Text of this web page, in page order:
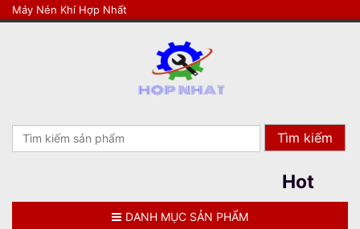
Máy Nén Khí Hợp Nhất
Search
for:
Hotline:
DANH MỤC SẢN PHẨM